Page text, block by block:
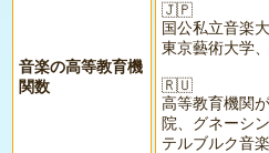
音楽の高等教育機
関数
🇯🇵
国公私立音楽
東京藝術大学
🇷🇺
高等教育機関
院、グネーシ
テルブルク音楽